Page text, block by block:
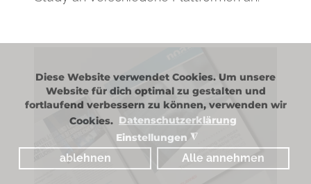
Diese Website verwendet Cookies. Um unsere
Website für dich optimal zu gestalten und
fortlaufend verbessern zu können, verwenden wir
Cookies. Datenschutzerklärung
Einstellungen ◮
ablehnen Alle annehmen